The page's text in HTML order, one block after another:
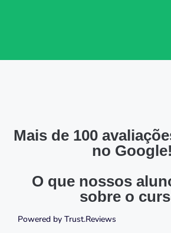
Mais de 100
no Google!
O que nossos
sobre o
Powered by Trust.Reviews